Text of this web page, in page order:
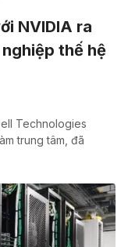
NVIDIA ra
thế hệ
Technologies
trung tâm, đã